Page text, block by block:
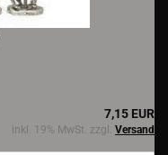
7,15 EUR
inkl. 19% MwSt. zzgl. Versand